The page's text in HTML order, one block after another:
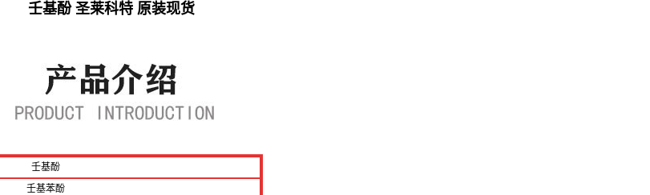
壬基酚 圣莱科特 原装现货
壬基酚
壬基苯酚